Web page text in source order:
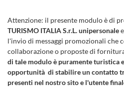
Attenzione: il presente modulo è di
TURISMO ITALIA S.r.L. unipersonale
l'invio di messaggi promozionali che
collaborazione o proposte di
di tale modulo è puramente turistica
opportunità di stabilire un contatto
presenti nel nostro sito e l'utente